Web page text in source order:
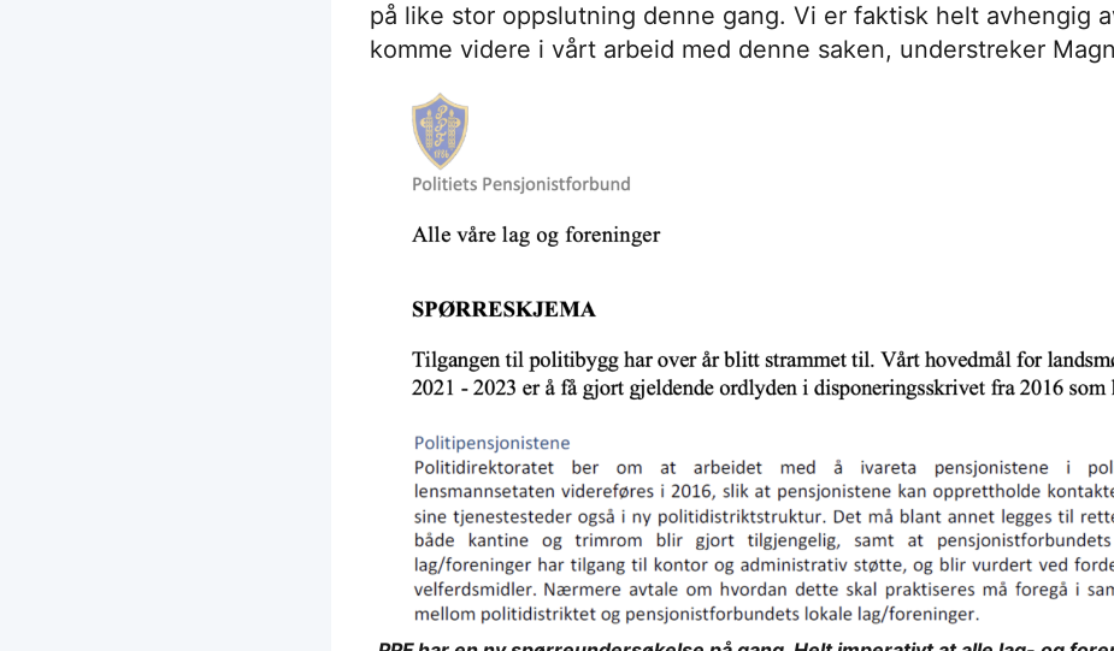
på like stor oppslutning denne gang. Vi er faktisk helt avhengig
komme videre i vårt arbeid med denne saken, understreker